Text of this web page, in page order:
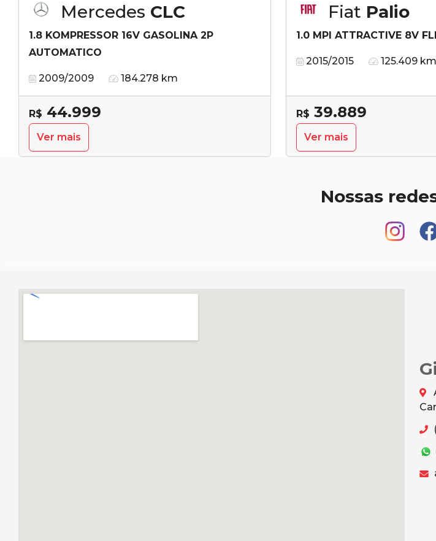
Mercedes CLC
1.8 KOMPRESSOR 16V GASOLINA 2P
AUTOMATICO
2009/2009 184.278 km
R$ 44.999
Ver mais
Fiat Palio
1.0 MPI ATTRACTIVE 8V
2015/2015 125.409 km
R$ 39.889
Ver mais
Nossas